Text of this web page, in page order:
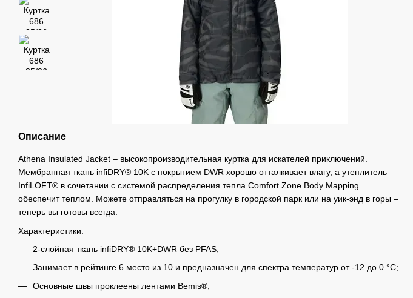
Описание
Athena Insulated Jacket – высокопроизводительная куртка для искателей приключений.
Мембранная ткань infiDRY® 10K с покрытием DWR хорошо отталкивает влагу, а утеплитель
InfiLOFT® в сочетании с системой распределения тепла Comfort Zone Body Mapping
обеспечит теплом. Можете отправляться на прогулку в городской парк или на уик-энд в горы –
теперь вы готовы всегда.
Характеристики:
2-слойная ткань infiDRY® 10K+DWR без PFAS;
Занимает в рейтинге 6 место из 10 и предназначен для спектра температур от -12 до 0 °C;
Основные швы проклеены лентами Bemis®;